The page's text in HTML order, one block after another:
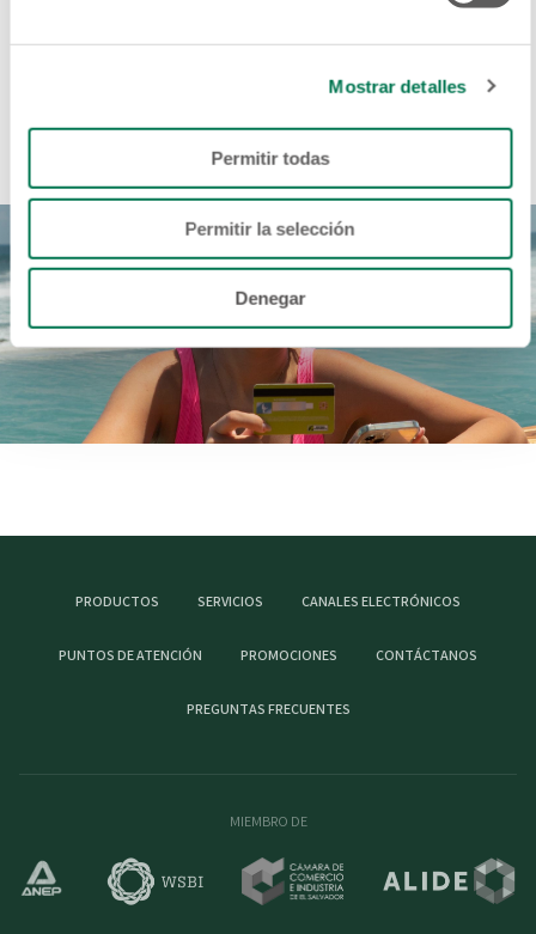
Mostrar detalles
Permitir todas
Permitir la selección
Denegar
FEDECRÉDITO, conoce más aquí.
CONOCE MÁS AQUÍ
PRODUCTOS SERVICIOS CANALES ELECTRÓNICOS
PUNTOS DE ATENCIÓN PROMOCIONES CONTÁCTANOS
PREGUNTAS FRECUENTES
MIEMBRO DE